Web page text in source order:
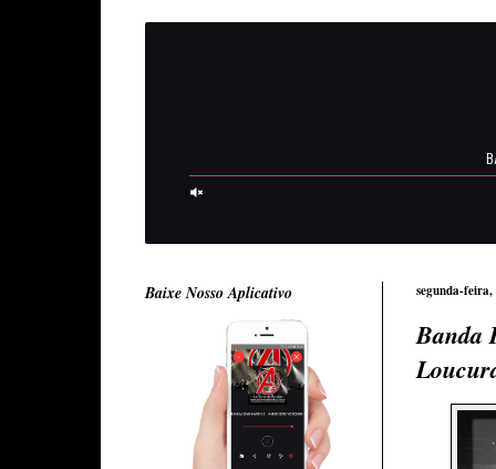
segunda-
Banda
Baixe Nosso Aplicativo